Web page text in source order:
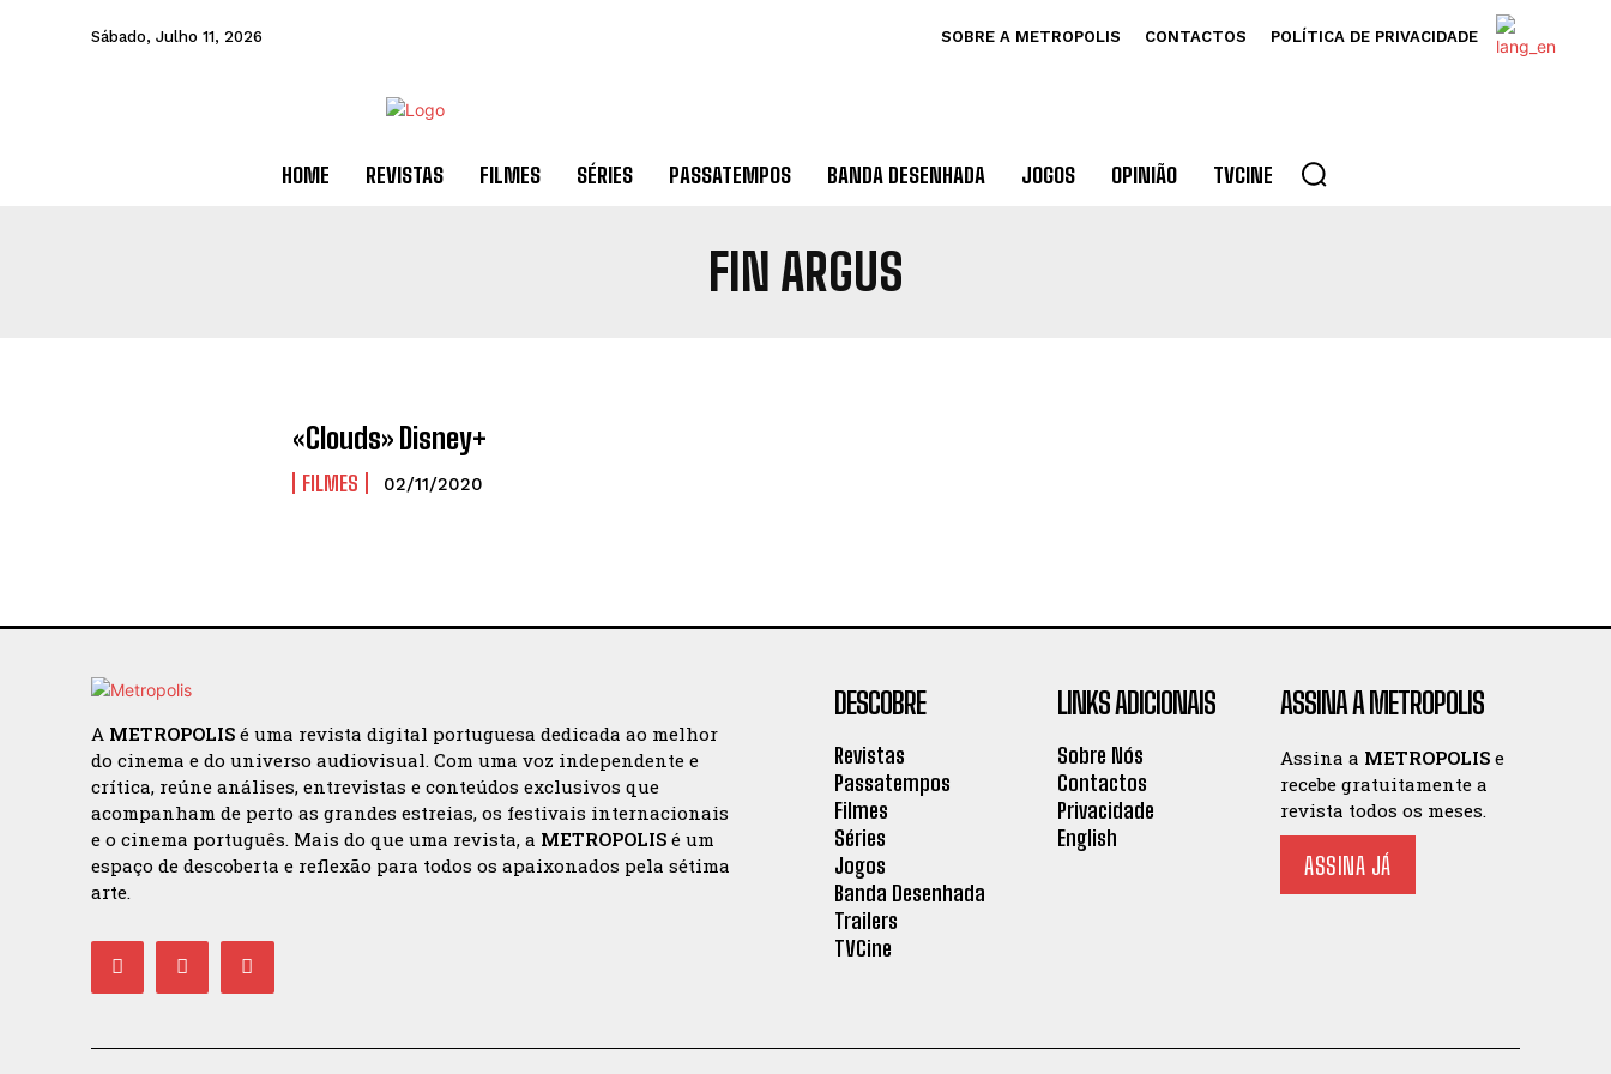
Sábado, Julho 11, 2026 SOBRE A METROPOLIS CONTACTOS POLÍTICA DE PRIVACIDADE
HOME REVISTAS FILMES SÉRIES PASSATEMPOS BANDA DESENHADA JOGOS OPINIÃO TVCINE
FIN ARGUS
«Clouds» Disney+
FILMES 02/11/2020
A METROPOLIS é uma revista digital portuguesa dedicada ao melhor
do cinema e do universo audiovisual. Com uma voz independente e
crítica, reúne análises, entrevistas e conteúdos exclusivos que
acompanham de perto as grandes estreias, os festivais internacionais
e o cinema português. Mais do que uma revista, a METROPOLIS é um
espaço de descoberta e reflexão para todos os apaixonados pela sétima
arte.
DESCOBRE
Revistas
Passatempos
Filmes
Séries
Jogos
Banda Desenhada
Trailers
TVCine
LINKS ADICIONAIS
Sobre Nós
Contactos
Privacidade
English
ASSINA A METROPOLIS
Assina a METROPOLIS e
recebe gratuitamente a
revista todos os meses.
ASSINA JÁ